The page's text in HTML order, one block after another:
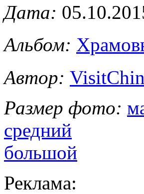
Дата:
Альбом:
Автор:
Размер фото:
средний
большой
Реклама: